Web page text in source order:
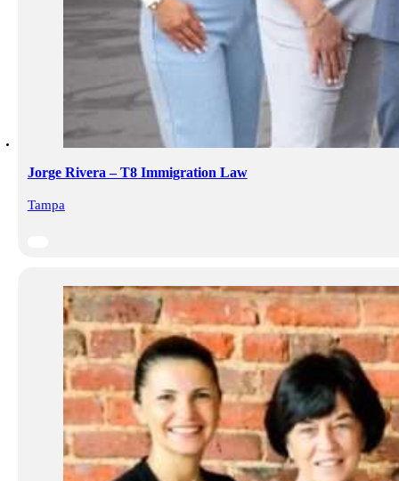
Jorge Rivera – T8 Immigration Law
Tampa